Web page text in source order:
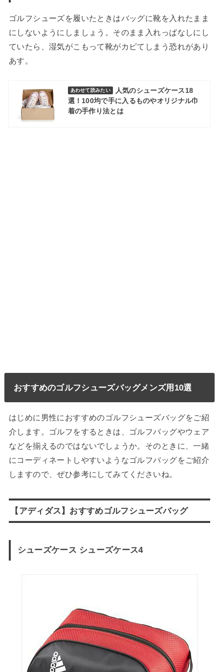
ゴルフシューズを履いたときはバッグに靴を入れたまま
にしないようにしましょう。そのまま入れっぱなしにし
ていたら、湿気がこもって靴がカビてしまう恐れがあり
あす。
あわせて読みたい
人気のシューズケース18
選！100均で手に入るものやオリジナル巾
着の手作り法とは
おすすめのゴルフシューズバッグメンズ用10選
はじめに男性におすすめのゴルフシューズバッグをご紹
介します。ゴルフをするときは、ゴルフバッグやウェア
などを揃えるのではないでしょうか。そのときに、一緒
にコーディネートしやすいようなゴルフバッグをご紹介
しますので、ぜひ参考にしてみてくださいね。
【アディダス】おすすめゴルフシューズバッグ
シューズケース シューズケース4